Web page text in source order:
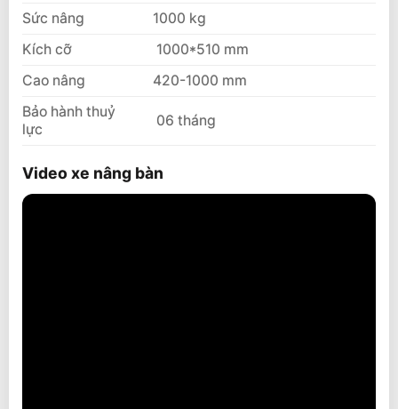
Sức nâng
1000 kg
Kích cỡ
1000*510 mm
Cao nâng
420-1000 mm
Bảo hành thuỷ
lực
06 tháng
Video xe nâng bàn